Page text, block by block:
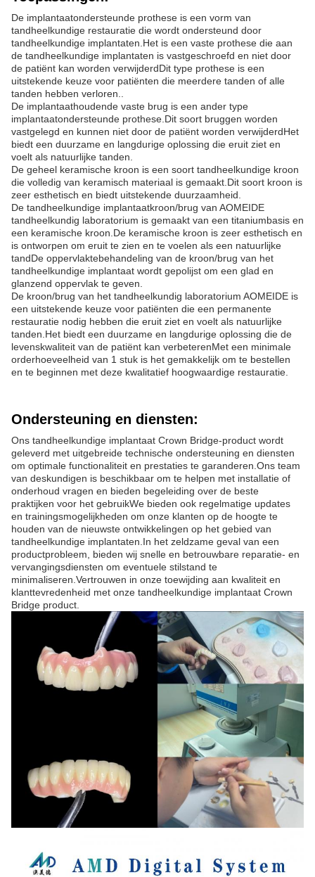
De implantaatondersteunde prothese is een vorm van
tandheelkundige restauratie die wordt ondersteund door
tandheelkundige implantaten.Het is een vaste prothese die aan
de tandheelkundige implantaten is vastgeschroefd en niet door
de patiënt kan worden verwijderdDit type prothese is een
uitstekende keuze voor patiënten die meerdere tanden of alle
tanden hebben verloren..
De implantaathoudende vaste brug is een ander type
implantaatondersteunde prothese.Dit soort bruggen worden
vastgelegd en kunnen niet door de patiënt worden verwijderdHet
biedt een duurzame en langdurige oplossing die eruit ziet en
voelt als natuurlijke tanden.
De geheel keramische kroon is een soort tandheelkundige kroon
die volledig van keramisch materiaal is gemaakt.Dit soort kroon is
zeer esthetisch en biedt uitstekende duurzaamheid.
De tandheelkundige implantaatkroon/brug van AOMEIDE
tandheelkundig laboratorium is gemaakt van een titaniumbasis en
een keramische kroon.De keramische kroon is zeer esthetisch en
is ontworpen om eruit te zien en te voelen als een natuurlijke
tandDe oppervlaktebehandeling van de kroon/brug van het
tandheelkundige implantaat wordt gepolijst om een glad en
glanzend oppervlak te geven.
De kroon/brug van het tandheelkundig laboratorium AOMEIDE is
een uitstekende keuze voor patiënten die een permanente
restauratie nodig hebben die eruit ziet en voelt als natuurlijke
tanden.Het biedt een duurzame en langdurige oplossing die de
levenskwaliteit van de patiënt kan verbeterenMet een minimale
orderhoeveelheid van 1 stuk is het gemakkelijk om te bestellen
en te beginnen met deze kwalitatief hoogwaardige restauratie.
Ondersteuning en diensten:
Ons tandheelkundige implantaat Crown Bridge-product wordt
geleverd met uitgebreide technische ondersteuning en diensten
om optimale functionaliteit en prestaties te garanderen.Ons team
van deskundigen is beschikbaar om te helpen met installatie of
onderhoud vragen en bieden begeleiding over de beste
praktijken voor het gebruikWe bieden ook regelmatige updates
en trainingsmogelijkheden om onze klanten op de hoogte te
houden van de nieuwste ontwikkelingen op het gebied van
tandheelkundige implantaten.In het zeldzame geval van een
productprobleem, bieden wij snelle en betrouwbare reparatie- en
vervangingsdiensten om eventuele stilstand te
minimaliseren.Vertrouwen in onze toewijding aan kwaliteit en
klanttevredenheid met onze tandheelkundige implantaat Crown
Bridge product.